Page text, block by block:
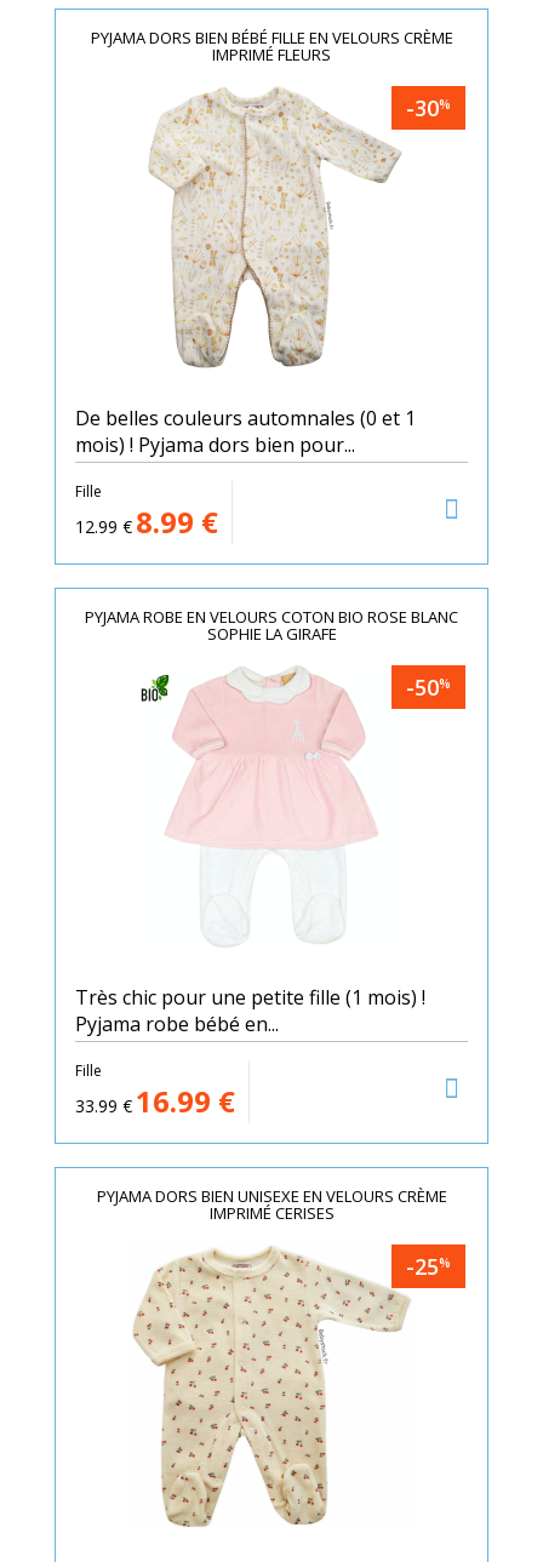
PYJAMA DORS BIEN BÉBÉ FILLE EN VELOURS CRÈME
IMPRIMÉ FLEURS
-30%
De belles couleurs automnales (0 et 1
mois) ! Pyjama dors bien pour...
Fille
12.99 € 8.99 €
PYJAMA ROBE EN VELOURS COTON BIO ROSE BLANC
SOPHIE LA GIRAFE
-50%
Très chic pour une petite fille (1 mois) !
Pyjama robe bébé en...
Fille
33.99 € 16.99 €
PYJAMA DORS BIEN UNISEXE EN VELOURS CRÈME
IMPRIMÉ CERISES
-25%